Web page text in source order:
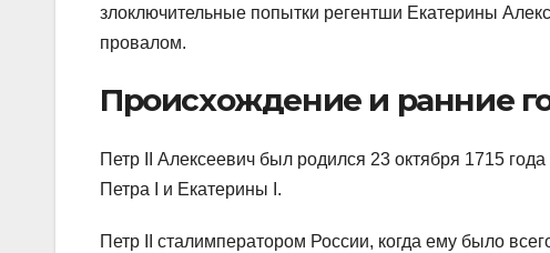
злоключительные попытки регентши Екатерины
провалом.
Происхождение и ранние
Петр II Алексеевич был родился 23 октября 1715
Петра I и Екатерины I.
Петр II сталимператором России, когда ему было